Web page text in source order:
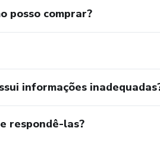
posso comprar?
informações
respondê-las?